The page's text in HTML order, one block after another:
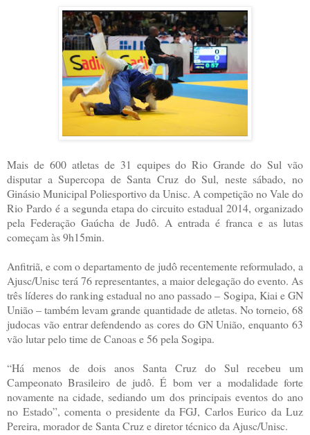
Mais de 600 atletas de 31 equipes do Rio Grande do Sul vão
disputar a Supercopa de Santa Cruz do Sul, neste sábado, no
Ginásio Municipal Poliesportivo da Unisc. A competição no Vale do
Rio Pardo é a segunda etapa do circuito estadual 2014, organizado
pela Federação Gaúcha de Judô. A entrada é franca e as lutas
começam às 9h15min.
Anfitriã, e com o departamento de judô recentemente reformulado, a
Ajusc/Unisc terá 76 representantes, a maior delegação do evento. As
três líderes do ranking estadual no ano passado – Sogipa, Kiai e GN
União – também levam grande quantidade de atletas. No torneio, 68
judocas vão entrar defendendo as cores do GN União, enquanto 63
vão lutar pelo time de Canoas e 56 pela Sogipa.
“Há menos de dois anos Santa Cruz do Sul recebeu um
Campeonato Brasileiro de judô. É bom ver a modalidade forte
novamente na cidade, sediando um dos principais eventos do ano
no Estado”, comenta o presidente da FGJ, Carlos Eurico da Luz
Pereira, morador de Santa Cruz e diretor técnico da Ajusc/Unisc.